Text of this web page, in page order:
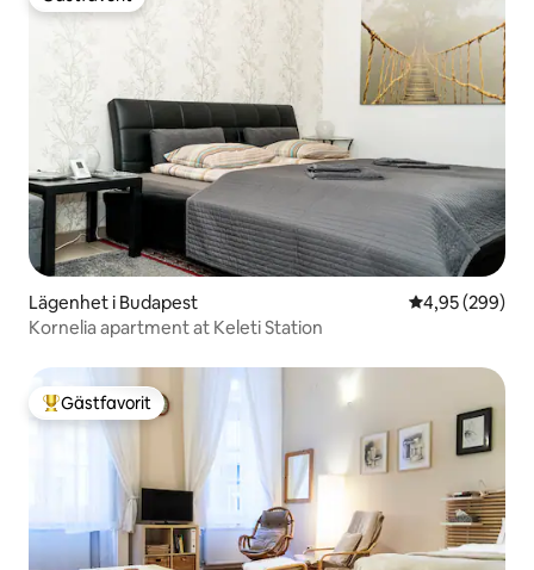
Gästfavorit
Lägenhet i Budapest 4,95 av 5 i
4,95 (299)
Kornelia apartment at Keleti Station
Populär gästfavorit
Gästfavorit